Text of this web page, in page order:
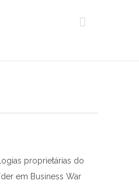
proprietárias do
em Business War